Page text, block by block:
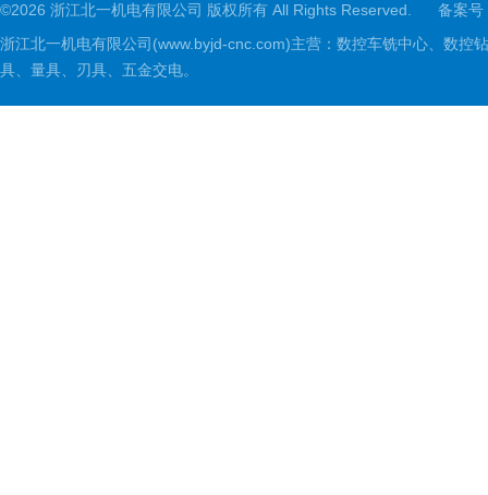
©2026 浙江北一机电有限公司 版权所有 All Rights Reserved.
备案号
浙江北一机电有限公司(www.byjd-cnc.com)主营：数控车铣中心、数控
具、量具、刃具、五金交电。